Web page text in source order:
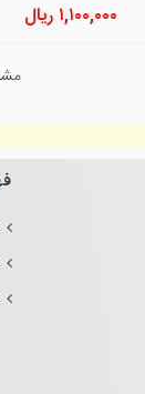
۱,۱۰۰,۰۰۰ ریال